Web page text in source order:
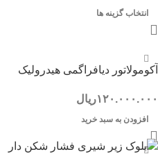
انتخاب گزینه ها
آکومولاتور دیافراگمی هیدرولیک
۱۲۰.۰۰۰.۰۰۰ریال
افزودن به سبد خرید